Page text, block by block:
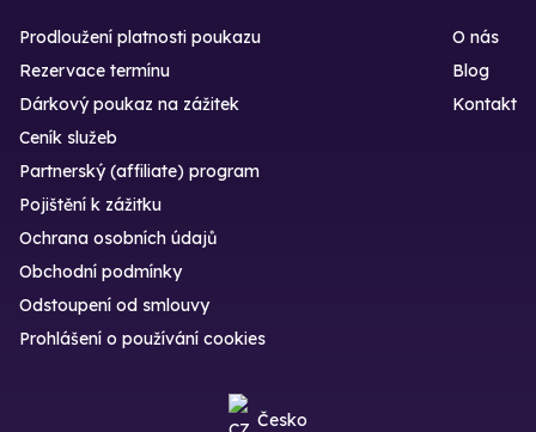
Prodloužení platnosti poukazu
Rezervace termínu
Dárkový poukaz na zážitek
O nás
Blog
Kontakt
Ceník služeb
Partnerský (affiliate) program
Pojištění k zážitku
Ochrana osobních údajů
Obchodní podmínky
Odstoupení od smlouvy
Prohlášení o používání cookies
Česko